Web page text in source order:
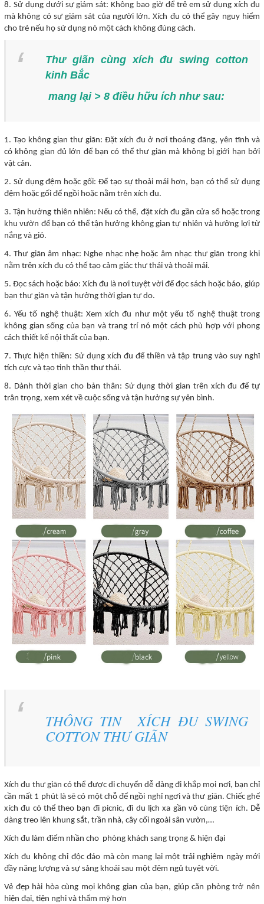
8. Sử dụng dưới sự giám sát: Không bao giờ để trẻ em sử dụng xích đu
mà không có sự giám sát của người lớn. Xích đu có thể gây nguy hiểm
cho trẻ nếu họ sử dụng nó một cách không đúng cách.
Thư giãn cùng xích đu swing cotton
kinh Bắc
mang lại > 8 điều hữu ích như sau:
1. Tạo không gian thư giãn: Đặt xích đu ở nơi thoáng đãng, yên tĩnh và
có không gian đủ lớn để bạn có thể thư giãn mà không bị giới hạn bởi
vật cản.
2. Sử dụng đệm hoặc gối: Để tạo sự thoải mái hơn, bạn có thể sử dụng
đệm hoặc gối để ngồi hoặc nằm trên xích đu.
3. Tận hưởng thiên nhiên: Nếu có thể, đặt xích đu gần cửa sổ hoặc trong
khu vườn để bạn có thể tận hưởng không gian tự nhiên và hưởng lợi từ
nắng và gió.
4. Thư giãn âm nhạc: Nghe nhạc nhẹ hoặc âm nhạc thư giãn trong khi
nằm trên xích đu có thể tạo cảm giác thư thái và thoải mái.
5. Đọc sách hoặc báo: Xích đu là nơi tuyệt vời để đọc sách hoặc báo, giúp
bạn thư giãn và tận hưởng thời gian tự do.
6. Yếu tố nghệ thuật: Xem xích đu như một yếu tố nghệ thuật trong
không gian sống của bạn và trang trí nó một cách phù hợp với phong
cách thiết kế nội thất của bạn.
7. Thực hiện thiền: Sử dụng xích đu để thiền và tập trung vào suy nghĩ
tích cực và tạo tinh thần thư thái.
8. Dành thời gian cho bản thân: Sử dụng thời gian trên xích đu để tự
trân trọng, xem xét về cuộc sống và tận hưởng sự yên bình.
THÔNG TIN
XÍCH ĐU SWING
COTTON THƯ GIÃN
Xích đu thư giãn có thể được di chuyển dễ dàng đi khắp mọi nơi, bạn chỉ
cần mất 1 phút là sẽ có một chỗ để ngồi nghỉ ngơi và thư giãn. Chiếc ghế
xích đu có thể theo bạn đi picnic, đi du lịch xa gần vô cùng tiện ích. Dễ
dàng treo lên khung sắt, trần nhà, cây cối ngoài sân vườn,…
Xích đu làm điểm nhần cho phòng khách sang trọng & hiện đại
Xích đu không chỉ độc đáo mà còn mang lại một trải nghiệm ngày mới
đầy năng lượng và sự sảng khoái sau một đêm ngủ tuyệt vời.
Vẻ đẹp hài hòa cùng mọi không gian của bạn, giúp căn phòng trở nên
hiện đại, tiện nghi và thẩm mỹ hơn